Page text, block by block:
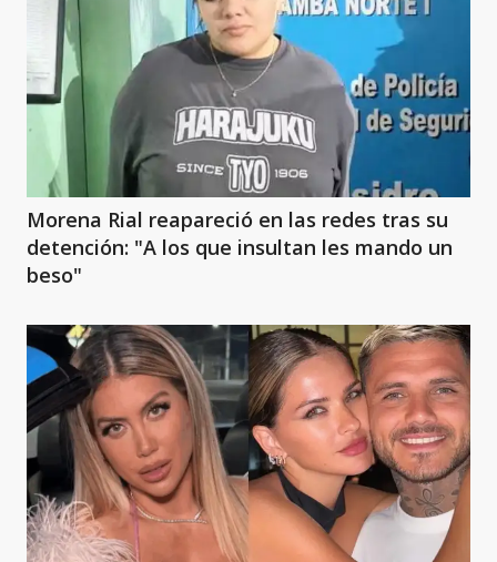
Morena Rial reapareció en las redes tras su
detención: "A los que insultan les mando un
beso"